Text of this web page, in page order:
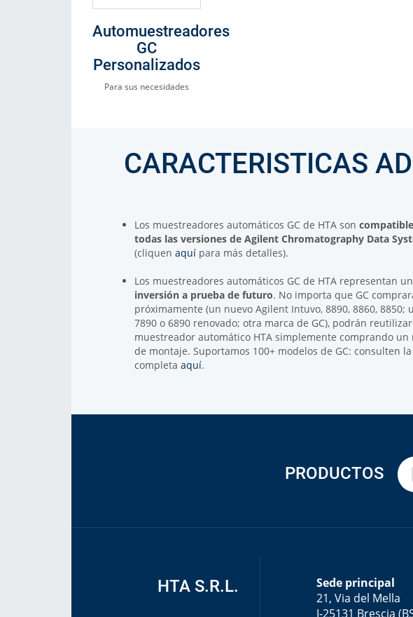
Automuestreadores
GC
Personalizados
Para sus necesidades
CARACTERISTICAS
Los muestreadores automáticos GC de HTA son
todas las versiones de Agilent Chromatography Data
(cliquen aquí para más detalles).
Los muestreadores automáticos GC de HTA representan
inversión a prueba de futuro. No importa que GC
próximamente (un nuevo Agilent Intuvo, 8890, 8860, 8850;
7890 o 6890 renovado; otra marca de GC), podrán
muestreador automático HTA simplemente comprando un
de montaje. Suportamos 100+ modelos de GC: consulten
completa aquí.
PRODUCTOS
HTA S.R.L.
Sede principal
21, Via del Mella
I-25131 Brescia